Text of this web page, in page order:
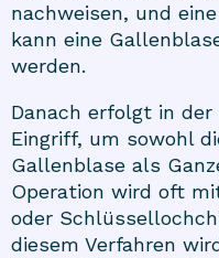
nachweisen, und
kann eine
werden.
Danach erfolgt in der
Eingriff, um sowohl
Gallenblase als
Operation wird oft
oder
diesem Verfahren